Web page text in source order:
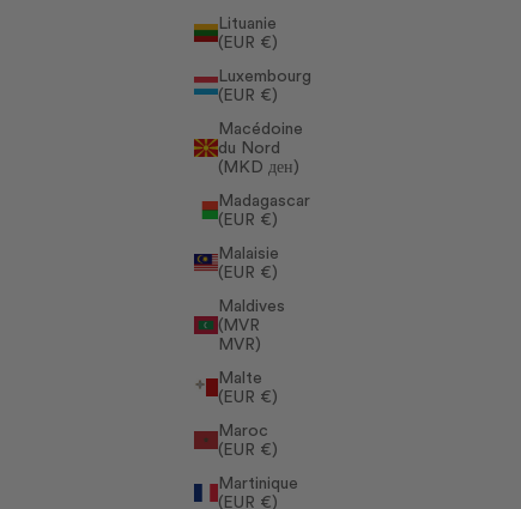
Lituanie
(EUR €)
Luxembourg
(EUR €)
Macédoine
du Nord
(MKD ден)
Madagascar
(EUR €)
Malaisie
(EUR €)
Maldives
(MVR
MVR)
Malte
(EUR €)
Maroc
(EUR €)
Martinique
(EUR €)